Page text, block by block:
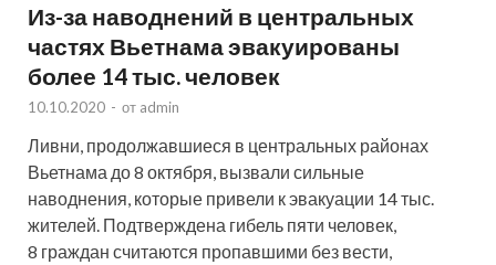
Из-за наводнений в центральных
частях Вьетнама эвакуированы
более 14 тыс. человек
10.10.2020 - от admin
Ливни, продолжавшиеся в центральных районах
Вьетнама до 8 октября, вызвали сильные
наводнения, которые привели к эвакуации 14 тыс.
жителей. Подтверждена гибель пяти человек,
8 граждан считаются пропавшими без вести,